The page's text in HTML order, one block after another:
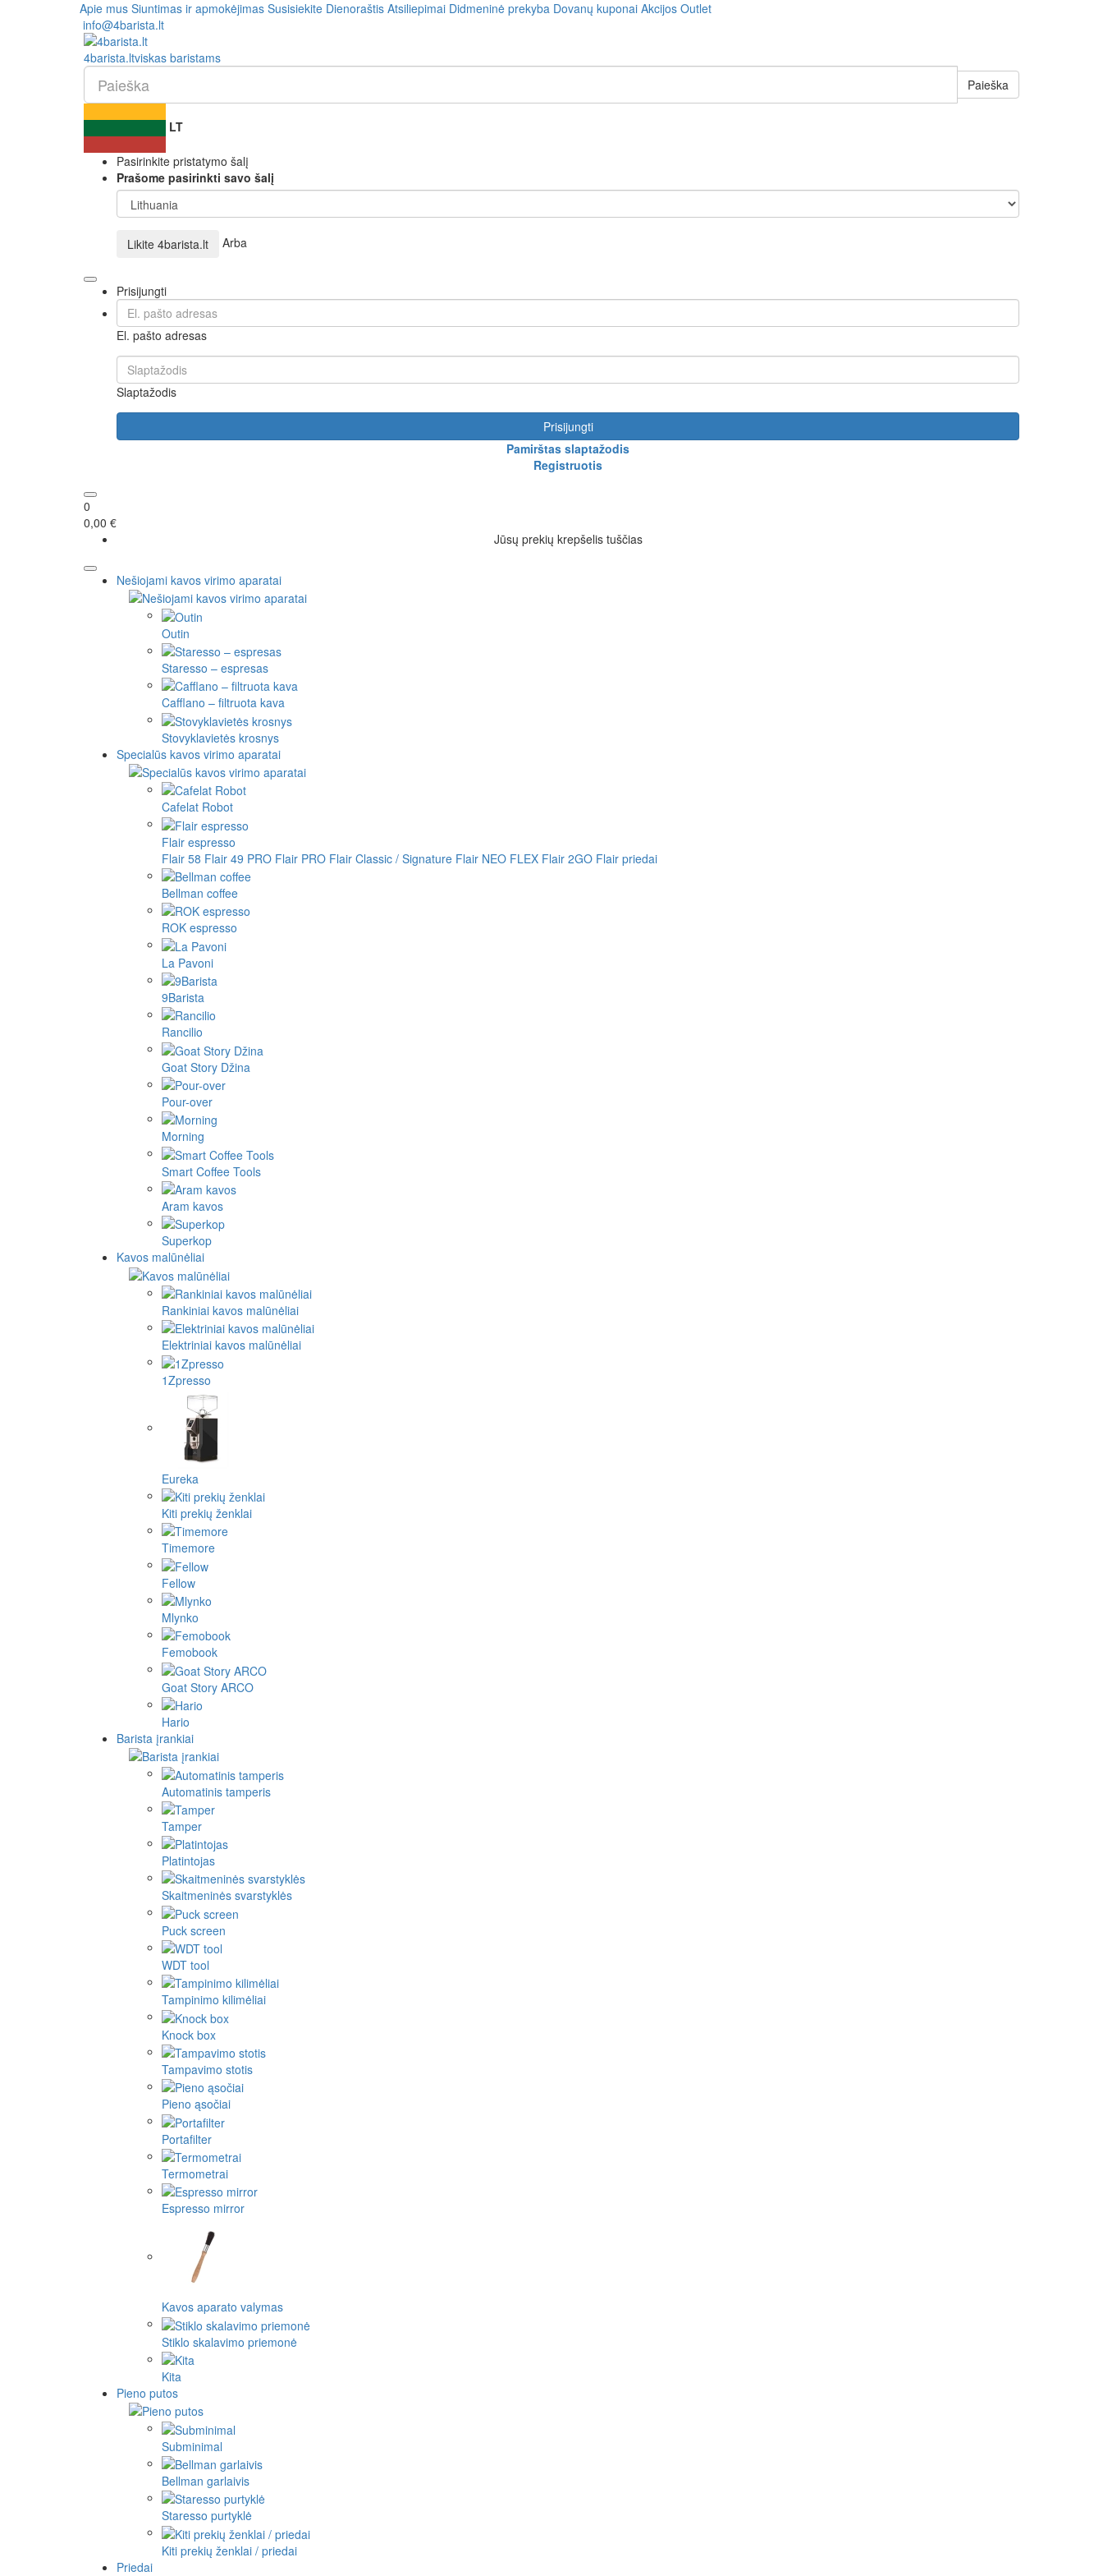
Apie mus Siuntimas ir apmokėjimas Susisiekite Dienoraštis Atsiliepimai Didmeninė prekyba Dovanų kuponai Akcijos Outlet
info@4barista.lt
4barista.ltviskas baristams
Paieška
LT
Pasirinkite pristatymo šalį
Prašome pasirinkti savo šalį
Likite 4barista.lt Arba
Prisijungti
El. pašto adresas
Slaptažodis
Prisijungti
Pamirštas slaptažodis
Registruotis
0
0,00 €
Jūsų prekių krepšelis tuščias
Nešiojami kavos virimo aparatai
Outin
Staresso – espresas
Cafflano – filtruota kava
Stovyklavietės krosnys
Specialūs kavos virimo aparatai
Cafelat Robot
Flair espresso
Flair 58 Flair 49 PRO Flair PRO Flair Classic / Signature Flair NEO FLEX Flair 2GO Flair priedai
Bellman coffee
ROK espresso
La Pavoni
9Barista
Rancilio
Goat Story Džina
Pour-over
Morning
Smart Coffee Tools
Aram kavos
Superkop
Kavos malūnėliai
Rankiniai kavos malūnėliai
Elektriniai kavos malūnėliai
1Zpresso
Eureka
Kiti prekių ženklai
Timemore
Fellow
Mlynko
Femobook
Goat Story ARCO
Hario
Barista įrankiai
Automatinis tamperis
Tamper
Platintojas
Skaitmeninės svarstyklės
Puck screen
WDT tool
Tampinimo kilimėliai
Knock box
Tampavimo stotis
Pieno ąsočiai
Portafilter
Termometrai
Espresso mirror
Kavos aparato valymas
Stiklo skalavimo priemonė
Kita
Pieno putos
Subminimal
Bellman garlaivis
Staresso purtyklė
Kiti prekių ženklai / priedai
Priedai